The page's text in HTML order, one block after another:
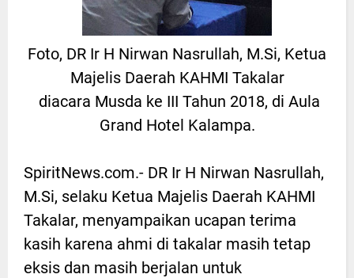
Foto, DR Ir H Nirwan Nasrullah, M.Si, Ketua
Majelis Daerah KAHMI Takalar
diacara Musda ke III Tahun 2018, di Aula
Grand Hotel Kalampa.
SpiritNews.com.- DR Ir H Nirwan Nasrullah,
M.Si, selaku Ketua Majelis Daerah KAHMI
Takalar, menyampaikan ucapan terima
kasih karena ahmi di takalar masih tetap
eksis dan masih berjalan untuk